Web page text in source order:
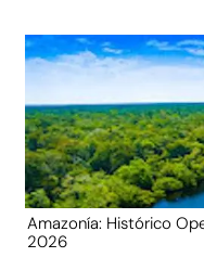
Amazonía: Histórico
2026